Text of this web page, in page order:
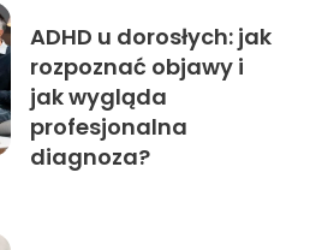
ADHD u dorosłych: jak
rozpoznać objawy i
jak wygląda
profesjonalna
diagnoza?